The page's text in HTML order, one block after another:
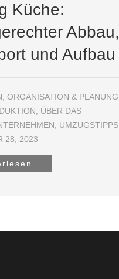
Küche:
Abbau,
und Aufbau
,ORGANISATION & PLANUNG
ÜBER DAS
UMZUGSTIPPS
28, 2023